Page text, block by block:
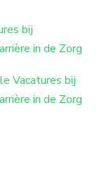
bij
in de Zorg
Vacatures bij
in de Zorg